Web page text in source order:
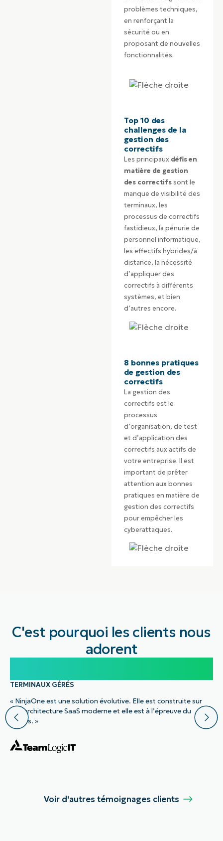
problèmes techniques,
en renforçant la
sécurité ou en
proposant de nouvelles
fonctionnalités.
Top 10 des
challenges de la
gestion des
correctifs
Les principaux défis en
matière de gestion
des correctifs sont le
manque de visibilité des
terminaux, les
processus de correctifs
fastidieux, la pénurie de
personnel informatique,
les effectifs hybrides/à
distance, la nécessité
d’appliquer des
correctifs à différents
systèmes, et bien
d’autres encore.
8 bonnes pratiques
de gestion des
correctifs
La gestion des
correctifs est le
processus
d’organisation, de test
et d’application des
correctifs aux actifs de
votre entreprise. Il est
important de prêter
attention aux bonnes
pratiques en matière de
gestion des correctifs
pour empêcher les
cyberattaques.
C'est pourquoi les clients nous
adorent
TERMINAUX GÉRÉS
« NinjaOne est une solution évolutive. Elle est construite sur
une architecture SaaS moderne et elle est à l’épreuve du
temps. »
Voir d'autres témoignages clients